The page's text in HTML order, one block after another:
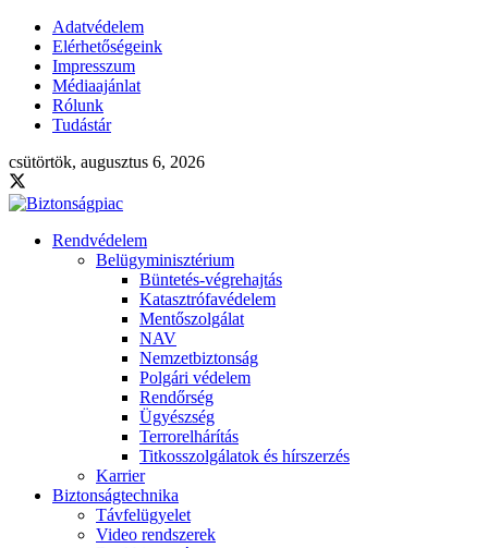
Adatvédelem
Elérhetőségeink
Impresszum
Médiaajánlat
Rólunk
Tudástár
csütörtök, augusztus 6, 2026
Rendvédelem
Belügyminisztérium
Büntetés-végrehajtás
Katasztrófavédelem
Mentőszolgálat
NAV
Nemzetbiztonság
Polgári védelem
Rendőrség
Ügyészség
Terrorelhárítás
Titkosszolgálatok és hírszerzés
Karrier
Biztonságtechnika
Távfelügyelet
Video rendszerek